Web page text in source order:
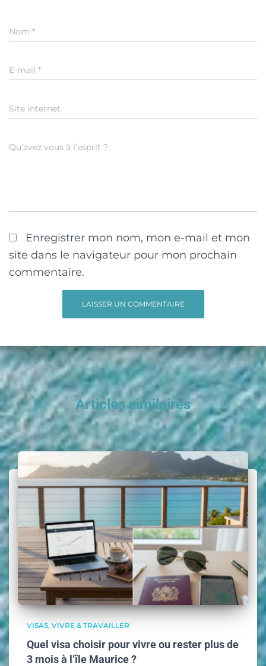
Nom *
E-mail *
Site internet
Qu’avez vous à l’esprit ?
Enregistrer mon nom, mon e-mail et mon
site dans le navigateur pour mon prochain
commentaire.
Articles similaires
VISAS VIVRE & TRAVAILLER
Quel visa choisir pour vivre ou rester plus de
3 mois à l’île Maurice ?